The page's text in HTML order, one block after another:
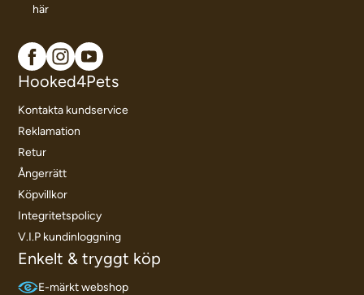
här
Hooked4Pets
Kontakta kundservice
Reklamation
Retur
Ångerrätt
Köpvillkor
Integritetspolicy
V.I.P kundinloggning
Enkelt & tryggt köp
E-märkt webshop